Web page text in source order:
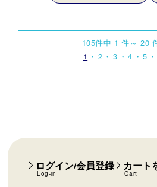
105件中 1 件～ 20
1
2 3 4 5
ログイン/会員登録
Log-in
カート
Cart